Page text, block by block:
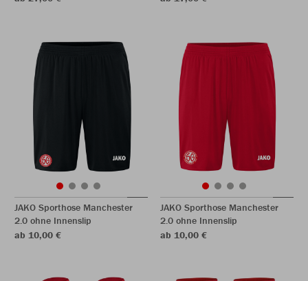
JAKO Sporthose Manchester
2.0 ohne Innenslip
ab 10,00 €
JAKO Sporthose Manchester
2.0 ohne Innenslip
ab 10,00 €